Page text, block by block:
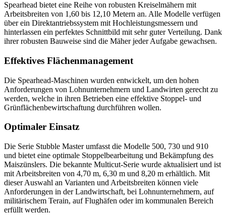
Spearhead bietet eine Reihe von robusten Kreiselmähern mit
Arbeitsbreiten von 1,60 bis 12,10 Metern an. Alle Modelle verfügen
über ein Direktantriebssystem mit Hochleistungsmessern und
hinterlassen ein perfektes Schnittbild mit sehr guter Verteilung. Dank
ihrer robusten Bauweise sind die Mäher jeder Aufgabe gewachsen.
Effektives Flächenmanagement
Die Spearhead-Maschinen wurden entwickelt, um den hohen
Anforderungen von Lohnunternehmern und Landwirten gerecht zu
werden, welche in ihren Betrieben eine effektive Stoppel- und
Grünflächenbewirtschaftung durchführen wollen.
Optimaler Einsatz
Die Serie Stubble Master umfasst die Modelle 500, 730 und 910
und bietet eine optimale Stoppelbearbeitung und Bekämpfung des
Maiszünslers. Die bekannte Multicut-Serie wurde aktualisiert und ist
mit Arbeitsbreiten von 4,70 m, 6,30 m und 8,20 m erhältlich. Mit
dieser Auswahl an Varianten und Arbeitsbreiten können viele
Anforderungen in der Landwirtschaft, bei Lohnunternehmern, auf
militärischem Terain, auf Flughäfen oder im kommunalen Bereich
erfüllt werden.